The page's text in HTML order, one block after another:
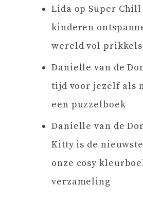
Lida op Super
kinderen
wereld vol prikkels
Danielle van de
tijd voor jezelf als
een puzzelboek
Danielle van de
Kitty is de
onze cosy
verzameling